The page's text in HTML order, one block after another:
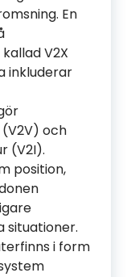
En
V2X
inkluderar
och
(V2I).
position,
situationer.
i form